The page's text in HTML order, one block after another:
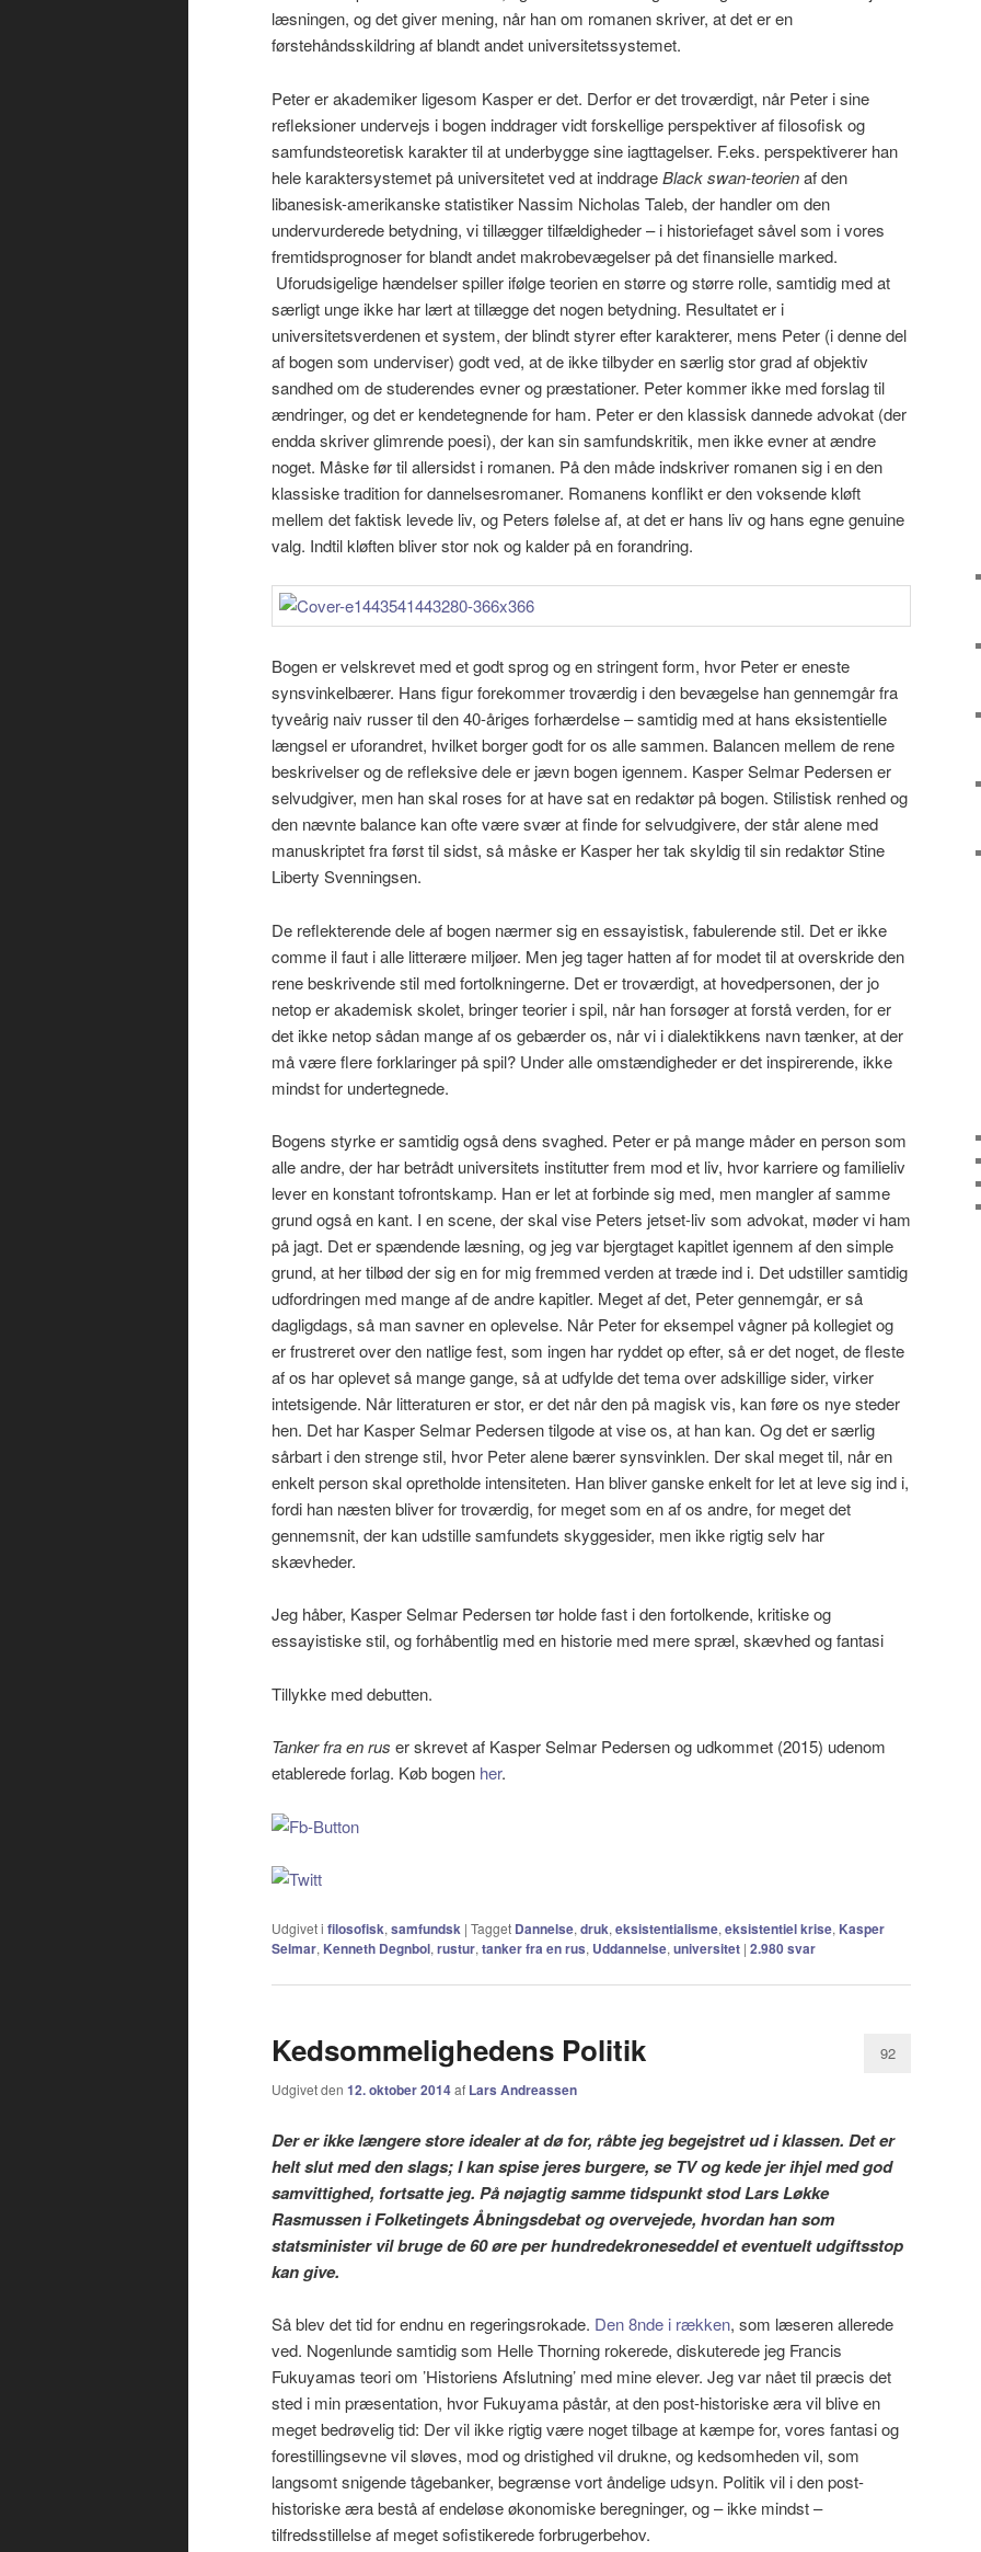
læsningen, og det giver mening, når han om romanen skriver, at det er en
førstehåndsskildring af blandt andet universitetssystemet.
Peter er akademiker ligesom Kasper er det. Derfor er det troværdigt, når Peter i sine
refleksioner undervejs i bogen inddrager vidt forskellige perspektiver af filosofisk og
samfundsteoretisk karakter til at underbygge sine iagttagelser. F.eks. perspektiverer han
hele karaktersystemet på universitetet ved at inddrageBlack swan-teorienaf den
libanesisk-amerikanske statistiker Nassim Nicholas Taleb, der handler om den
undervurderede betydning, vi tillægger tilfældigheder – i historiefaget såvel som i vores
fremtidsprognoser for blandt andet makrobevægelser på det finansielle marked.
Uforudsigelige hændelser spiller ifølge teorien en større og større rolle, samtidig med at
særligt unge ikke har lært at tillægge det nogen betydning. Resultatet er i
universitetsverdenen et system, der blindt styrer efter karakterer, mens Peter (i denne del
af bogen som underviser) godt ved, at de ikke tilbyder en særlig stor grad af objektiv
sandhed om de studerendes evner og præstationer. Peter kommer ikke med forslag til
ændringer, og det er kendetegnende for ham. Peter er den klassisk dannede advokat (der
endda skriver glimrende poesi), der kan sin samfundskritik, men ikke evner at ændre
noget. Måske før til allersidst i romanen. På den måde indskriver romanen sig i en den
klassiske tradition for dannelsesromaner. Romanens konflikt er den voksende kløft
mellem det faktisk levede liv, og Peters følelse af, at det er hans liv og hans egne genuine
valg. Indtil kløften bliver stor nok og kalder på en forandring.
Bogen er velskrevet med et godt sprog og en stringent form, hvor Peter er eneste
synsvinkelbærer. Hans figur forekommer troværdig i den bevægelse han gennemgår fra
tyveårig naiv russer til den 40-åriges forhærdelse – samtidig med at hans eksistentielle
længsel er uforandret, hvilket borger godt for os alle sammen. Balancen mellem de rene
beskrivelser og de refleksive dele er jævn bogen igennem. Kasper Selmar Pedersen er
selvudgiver, men han skal roses for at have sat en redaktør på bogen. Stilistisk renhed og
den nævnte balance kan ofte være svær at finde for selvudgivere, der står alene med
manuskriptet fra først til sidst, så måske er Kasper her tak skyldig til sin redaktør Stine
Liberty Svenningsen.
De reflekterende dele af bogen nærmer sig en essayistisk, fabulerende stil. Det er ikke
comme il faut i alle litterære miljøer. Men jeg tager hatten af for modet til at overskride den
rene beskrivende stil med fortolkningerne. Det er troværdigt, at hovedpersonen, der jo
netop er akademisk skolet, bringer teorier i spil, når han forsøger at forstå verden, for er
det ikke netop sådan mange af os gebærder os, når vi i dialektikkens navn tænker, at der
må være flere forklaringer på spil? Under alle omstændigheder er det inspirerende, ikke
mindst for undertegnede.
Bogens styrke er samtidig også dens svaghed. Peter er på mange måder en person som
alle andre, der har betrådt universitets institutter frem mod et liv, hvor karriere og familieliv
lever en konstant tofrontskamp. Han er let at forbinde sig med, men mangler af samme
grund også en kant. I en scene, der skal vise Peters jetset-liv som advokat, møder vi ham
på jagt. Det er spændende læsning, og jeg var bjergtaget kapitlet igennem af den simple
grund, at her tilbød der sig en for mig fremmed verden at træde ind i. Det udstiller samtidig
udfordringen med mange af de andre kapitler. Meget af det, Peter gennemgår, er så
dagligdags, så man savner en oplevelse. Når Peter for eksempel vågner på kollegiet og
er frustreret over den natlige fest, som ingen har ryddet op efter, så er det noget, de fleste
af os har oplevet så mange gange, så at udfylde det tema over adskillige sider, virker
intetsigende. Når litteraturen er stor, er det når den på magisk vis, kan føre os nye steder
hen. Det har Kasper Selmar Pedersen tilgode at vise os, at han kan. Og det er særlig
sårbart i den strenge stil, hvor Peter alene bærer synsvinklen. Der skal meget til, når en
enkelt person skal opretholde intensiteten. Han bliver ganske enkelt for let at leve sig ind i,
fordi han næsten bliver for troværdig, for meget som en af os andre, for meget det
gennemsnit, der kan udstille samfundets skyggesider, men ikke rigtig selv har
skævheder.
Jeg håber, Kasper Selmar Pedersen tør holde fast i den fortolkende, kritiske og
essayistiske stil, og forhåbentlig med en historie med mere spræl, skævhed og fantasi
Tillykke med debutten.
Tanker fra en rus er skrevet af Kasper Selmar Pedersen og udkommet (2015) udenom
etablerede forlag. Køb bogen her.
Udgivet i filosofisk, samfundsk | Tagget Dannelse, druk, eksistentialisme, eksistentiel krise, Kasper
Selmar, Kenneth Degnbol, rustur, tanker fra en rus, Uddannelse, universitet | 2.980svar
Kedsommelighedens Politik
Udgivet den 12. oktober 2014af Lars Andreassen
92
Der er ikke længere store idealer at dø for, råbte jeg begejstret ud i klassen. Det er
helt slut med den slags; I kan spise jeres burgere, se TV og kede jer ihjel med god
samvittighed, fortsatte jeg. På nøjagtig samme tidspunkt stod Lars Løkke
Rasmussen i Folketingets Åbningsdebat og overvejede, hvordan han som
statsminister vil bruge de 60 øre per hundredekroneseddel et eventuelt udgiftsstop
kan give.
Så blev det tid for endnu en regeringsrokade. Den 8nde i rækken, som læseren allerede
ved. Nogenlunde samtidig som Helle Thorning rokerede, diskuterede jeg Francis
Fukuyamas teori om ’Historiens Afslutning’ med mine elever. Jeg var nået til præcis det
sted i min præsentation, hvor Fukuyama påstår, at den post-historiske æra vil blive en
meget bedrøvelig tid: Der vil ikke rigtig være noget tilbage at kæmpe for, vores fantasi og
forestillingsevne vil sløves, mod og dristighed vil drukne, og kedsomheden vil, som
langsomt snigende tågebanker, begrænse vort åndelige udsyn. Politik vil i den post-
historiske æra bestå af endeløse økonomiske beregninger, og – ikke mindst –
tilfredsstillelse af meget sofistikerede forbrugerbehov.